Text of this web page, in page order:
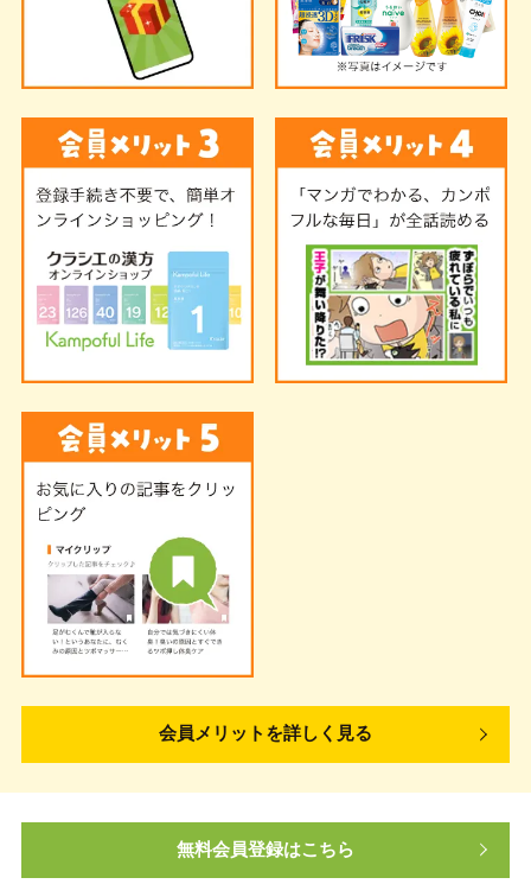
会員メリットを詳しく見る
無料会員登録はこちら